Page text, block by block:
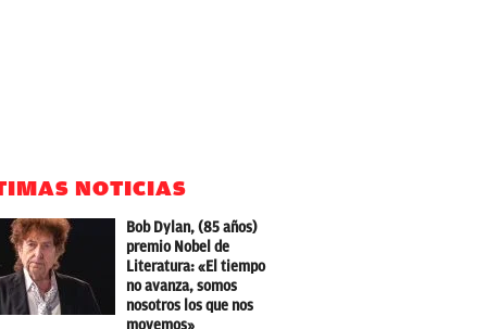
NOTICIAS
Bob Dylan, (85 años)
premio Nobel de
Literatura: «El tiempo
no avanza, somos
nosotros los que nos
movemos»